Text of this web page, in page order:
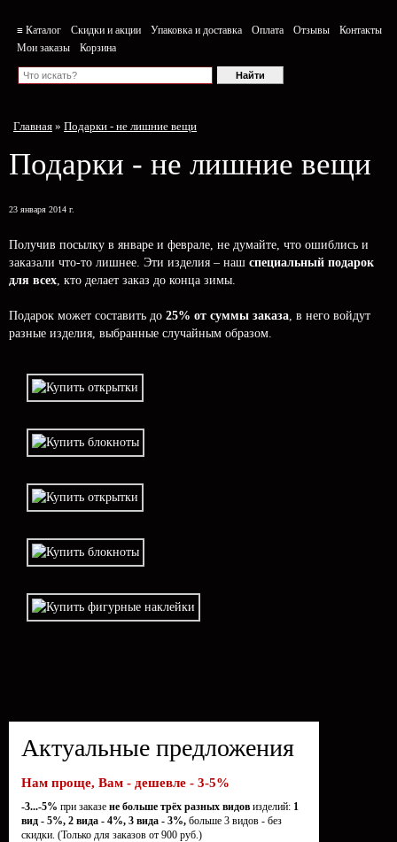
≡ Каталог Скидки и акции Упаковка и доставка Оплата Отзывы
Контакты
Мои заказы
Корзина
Главная » Подарки - не лишние вещи
Подарки - не лишние вещи
23 января 2014 г.
Получив посылку в январе и феврале, не думайте, что ошиблись и
заказали что-то лишнее. Эти изделия – наш специальный подарок
для всех, кто делает заказ до конца зимы.
Подарок может составить до 25% от суммы заказа, в него войдут
разные изделия, выбранные случайным образом.
Актуальные предложения
Нам проще, Вам - дешевле - 3-5%
-3...-5% при заказе не больше трёх разных видов изделий: 1
вид - 5%, 2 вида - 4%, 3 вида - 3%, больше 3 видов - без
скидки. (Только для заказов от 900 руб.)